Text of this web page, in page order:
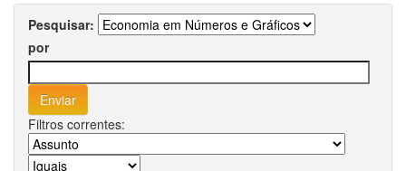
Pesquisar:
por
Filtros correntes: